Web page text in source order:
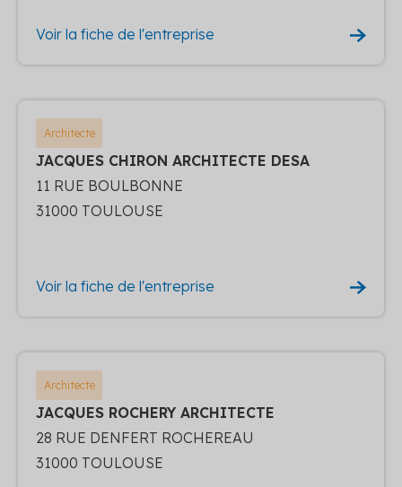
Voir la fiche de l'entreprise
Architecte
JACQUES CHIRON ARCHITECTE DESA
11 RUE BOULBONNE
31000 TOULOUSE
Voir la fiche de l'entreprise
Architecte
JACQUES ROCHERY ARCHITECTE
28 RUE DENFERT ROCHEREAU
31000 TOULOUSE